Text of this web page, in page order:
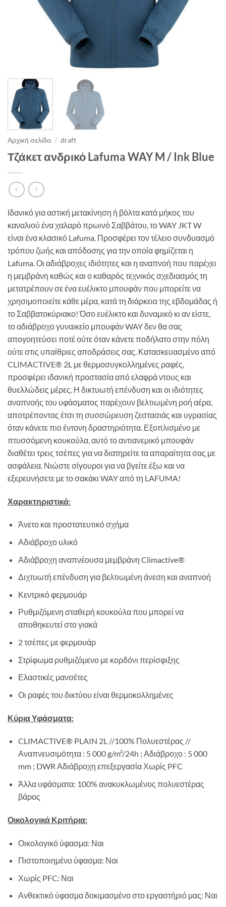
Αρχική σελίδα / draft
Τζάκετ ανδρικό Lafuma WAY M / Ink Blue
Ιδανικό για αστική μετακίνηση ή βόλτα κατά μήκος του
καναλιού ένα χαλαρό πρωινό Σαββάτου, το WAY JKT W
είναι ένα κλασικό Lafuma. Προσφέρει τον τέλειο συνδυασμό
τρόπου ζωής και απόδοσης για την οποία φημίζεται η
Lafuma. Οι αδιάβροχες ιδιότητες και η αναπνοή που παρέχει
η μεμβράνη καθώς και ο καθαρός τεχνικός σχεδιασμός τη
μετατρέπουν σε ένα ευέλικτο μπουφάν που μπορείτε να
χρησιμοποιείτε κάθε μέρα, κατά τη διάρκεια της εβδομάδας ή
το Σαββατοκύριακο! Όσο ευέλικτο και δυναμικό κι αν είστε,
το αδιάβροχο γυναικείο μπουφάν WAY δεν θα σας
απογοητεύσει ποτέ ούτε όταν κάνετε ποδήλατο στην πόλη
ούτε στις υπαίθριες αποδράσεις σας. Κατασκευασμένο από
CLIMACTIVE® 2L με θερμοσυγκολλημένες ραφές,
προσφέρει ιδανική προστασία από ελαφρά ντους και
θυελλώδεις μέρες. Η δικτυωτή επένδυση και οι ιδιότητες
αναπνοής του υφάσματος παρέχουν βελτιωμένη ροή αέρα,
αποτρέποντας έτσι τη συσσώρευση ζεστασιάς και υγρασίας
όταν κάνετε πιο έντονη δραστηριότητα. Εξοπλισμένο με
πτυσσόμενη κουκούλα, αυτό το αντιανεμικό μπουφάν
διαθέτει τρεις τσέπες για να διατηρείτε τα απαραίτητα σας με
ασφάλεια. Νιώστε σίγουροι για να βγείτε έξω και να
εξερευνήσετε με το σακάκι WAY από τη LAFUMA!
Χαρακτηριστικά:
Άνετο και προστατευτικό σχήμα
Αδιάβροχο υλικό
Αδιάβροχη αναπνέουσα μεμβράνη Climactive®
Διχτυωτή επένδυση για βελτιωμένη άνεση και αναπνοή
Κεντρικό φερμουάρ
Ρυθμιζόμενη σταθερή κουκούλα που μπορεί να
αποθηκευτεί στο γιακά
2 τσέπες με φερμουάρ
Στρίφωμα ρυθμιζόμενο με κορδόνι περίσφιξης
Ελαστικές μανσέτες
Οι ραφές του δικτύου είναι θερμοκολλημένες
Κύρια Υφάσματα:
CLIMACTIVE® PLAIN 2L //100% Πολυεστέρας //
Αναπνευσιμότητα : 5 000 g/m²/24h ; Αδιάβροχο : 5 000
mm ; DWR Αδιάβροχη επεξεργασία Χωρίς PFC
Άλλα υφάσματα: 100% ανακυκλωμένος πολυεστέρας
βάρος
Οικολογικά Κριτήρια:
Οικολογικό ύφασμα: Ναι
Πιστοποιημένο ύφασμα: Ναι
Χωρίς PFC: Ναι
Ανθεκτικό ύφασμα δοκιμασμένο στο εργαστήριό μας: Ναι